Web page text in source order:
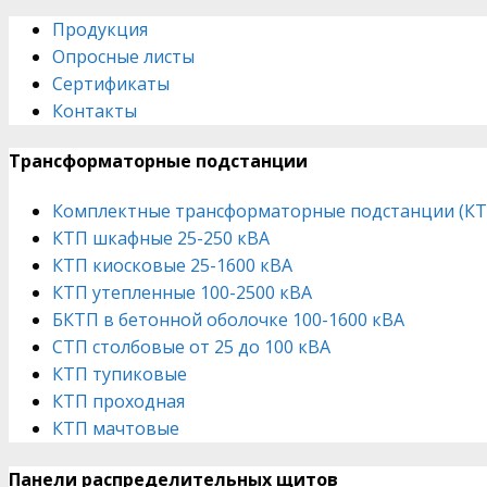
Продукция
Опросные листы
Сертификаты
Контакты
Трансформаторные подстанции
Комплектные трансформаторные подстанции
КТП шкафные 25-250 кВА
КТП киосковые 25-1600 кВА
КТП утепленные 100-2500 кВА
БКТП в бетонной оболочке 100-1600 кВА
СТП столбовые от 25 до 100 кВА
КТП тупиковые
КТП проходная
КТП мачтовые
Панели распределительных щитов